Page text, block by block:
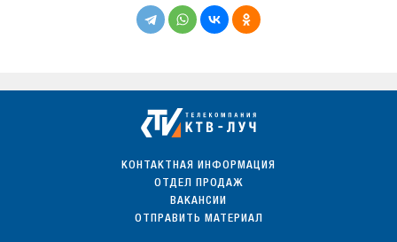
КОНТАКТНАЯ ИНФОРМАЦИЯ
ОТДЕЛ ПРОДАЖ
ВАКАНСИИ
ОТПРАВИТЬ МАТЕРИАЛ